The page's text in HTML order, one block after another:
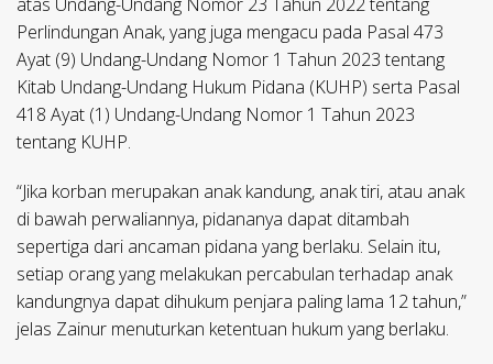
Perlindungan Anak, yang juga mengacu pada Pasal 473
Ayat (9) Undang-Undang Nomor 1 Tahun 2023 tentang
Kitab Undang-Undang Hukum Pidana (KUHP) serta Pasal
418 Ayat (1) Undang-Undang Nomor 1 Tahun 2023
tentang KUHP.
“Jika korban merupakan anak kandung, anak tiri, atau anak
di bawah perwaliannya, pidananya dapat ditambah
sepertiga dari ancaman pidana yang berlaku. Selain itu,
setiap orang yang melakukan percabulan terhadap anak
kandungnya dapat dihukum penjara paling lama 12 tahun,”
jelas Zainur menuturkan ketentuan hukum yang berlaku.